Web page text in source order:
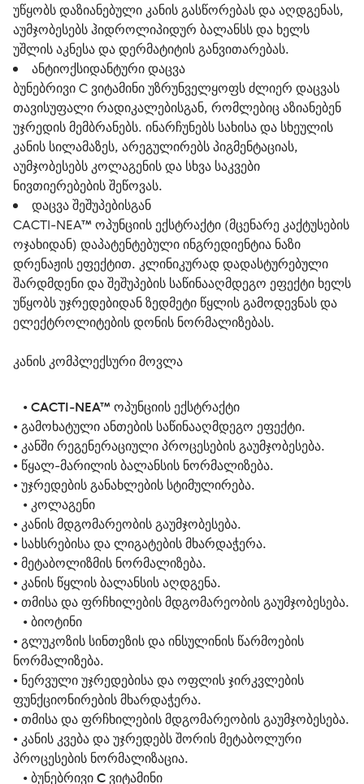
უწყობს დაზიანებული კანის გასწორებას და აღდგენას,
აუმჯობესებს ჰიდროლიპიდურ ბალანსს და ხელს
უშლის აკნესა და დერმატიტის განვითარებას.
ანტიოქსიდანტური დაცვა
ბუნებრივი C ვიტამინი უზრუნველყოფს ძლიერ დაცვას
თავისუფალი რადიკალებისგან, რომლებიც აზიანებენ
უჯრედის მემბრანებს. ინარჩუნებს სახისა და სხეულის
კანის სილამაზეს, არეგულირებს პიგმენტაციას,
აუმჯობესებს კოლაგენის და სხვა საკვები
ნივთიერებების შეწოვას.
დაცვა შეშუპებისგან
CACTI-NEA™ ოპუნციის ექსტრაქტი (მცენარე კაქტუსების
ოჯახიდან) დაპატენტებული ინგრედიენტია ნაზი
დრენაჟის ეფექტით. კლინიკურად დადასტურებული
შარდმდენი და შეშუპების საწინააღმდეგო ეფექტი ხელს
უწყობს უჯრედებიდან ზედმეტი წყლის გამოდევნას და
ელექტროლიტების დონის ნორმალიზებას.
კანის კომპლექსური მოვლა
• CACTI-NEA™ ოპუნციის ექსტრაქტი
• გამოხატული ანთების საწინააღმდეგო ეფექტი.
• კანში რეგენერაციული პროცესების გაუმჯობესება.
• წყალ-მარილის ბალანსის ნორმალიზება.
• უჯრედების განახლების სტიმულირება.
• კოლაგენი
• კანის მდგომარეობის გაუმჯობესება.
• სახსრებისა და ლიგატების მხარდაჭერა.
• მეტაბოლიზმის ნორმალიზება.
• კანის წყლის ბალანსის აღდგენა.
• თმისა და ფრჩხილების მდგომარეობის გაუმჯობესება.
• ბიოტინი
• გლუკოზის სინთეზის და ინსულინის წარმოების
ნორმალიზება.
• ნერვული უჯრედებისა და ოფლის ჯირკვლების
ფუნქციონირების მხარდაჭერა.
• თმისა და ფრჩხილების მდგომარეობის გაუმჯობესება.
• კანის კვება და უჯრედებს შორის მეტაბოლური
პროცესების ნორმალიზაცია.
• ბუნებრივი С ვიტამინი